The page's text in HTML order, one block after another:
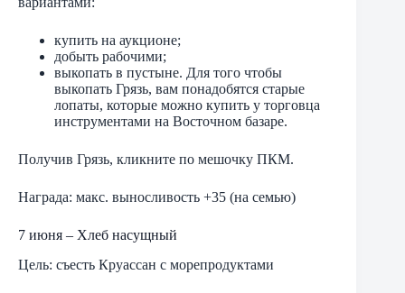
купить на аукционе;
добыть рабочими;
выкопать в пустыне. Для того чтобы
выкопать Грязь, вам понадобятся старые
лопаты, которые можно купить у торговца
инструментами на Восточном базаре.
Получив Грязь, кликните по мешочку ПКМ.
Награда: макс. выносливость +35 (на семью)
7 июня – Хлеб насущный
Цель: съесть Круассан с морепродуктами